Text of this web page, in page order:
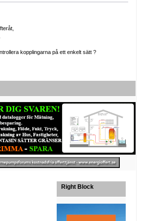
kopplingarna på ett enkelt sätt ?
Right Block